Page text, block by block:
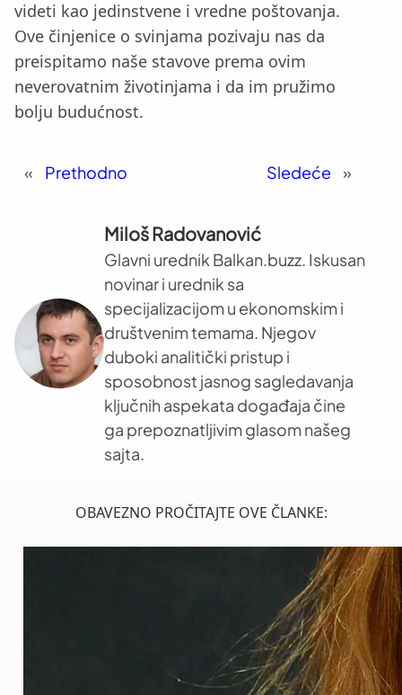
videti kao jedinstvene i vredne poštovanja.
Ove činjenice o svinjama pozivaju nas da
preispitamo naše stavove prema ovim
neverovatnim životinjama i da im pružimo
bolju budućnost.
« Prethodno Sledeće »
Miloš Radovanović
Glavni urednik Balkan.buzz. Iskusan
novinar i urednik sa
specijalizacijom u ekonomskim i
društvenim temama. Njegov
duboki analitički pristup i
sposobnost jasnog sagledavanja
ključnih aspekata događaja čine
ga prepoznatljivim glasom našeg
sajta.
OBAVEZNO PROČITAJTE OVE ČLANKE: